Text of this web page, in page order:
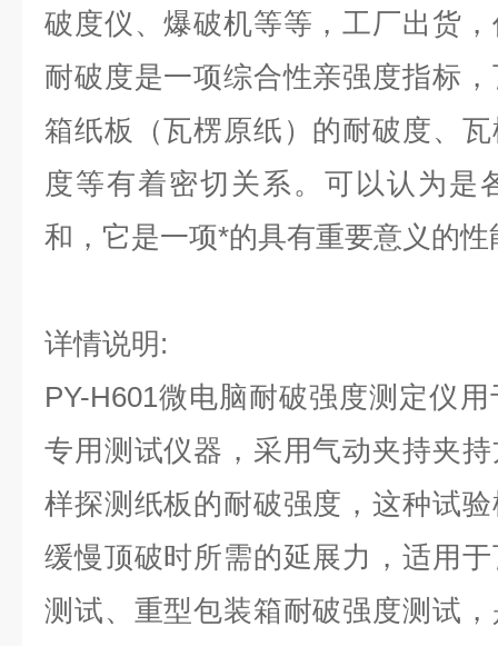
破度仪、爆破机等等，工厂出货
耐破度是一项综合性亲强度指标
箱纸板（瓦楞原纸）的耐破度、
度等有着密切关系。可以认为是
和，它是一项*的具有重要意义的性
详情说明:
PY-H601微电脑耐破强度测定仪
专用测试仪器，采用气动夹持夹
样探测纸板的耐破强度，这种试
缓慢顶破时所需的延展力，适用
测试、重型包装箱耐破强度测试